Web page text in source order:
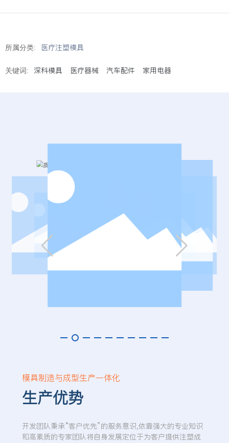
所属分类: 医疗注塑模具
关键词: 深科模具 医疗器械 汽车配件 家用电器
模具制造与成型生产一体化
生产优势
开发团队秉承“客户优先”的服务意识,依靠强大的专业知识
和高素质的专家团队将自身发展定位于为客户提供注塑成